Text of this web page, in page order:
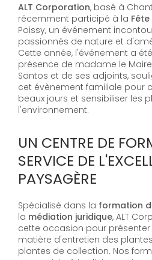
ALT Corporation, basé à
récemment participé à la
Poissy, un événement
passionnés de nature et
Cette année, l'événement a
présence de madame le
Santos et de ses adjoints,
cet évènement familiale pour
beaux jours et sensibiliser les
l'environnement.
UN CENTRE DE
SERVICE DE
PAYSAGÈRE
Spécialisé dans la formation
la médiation juridique, ALT
cette occasion pour présenter
matière d'entretien des
plantes de collection. Nos